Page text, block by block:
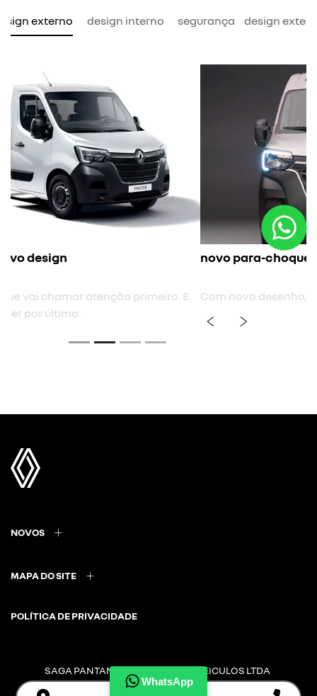
WhatsApp
externo design interno segurança design
novo para-choque frontal
Com novo desenho, mais envolvente e integrado.
previousnext
CNPJ: 08.860.168/0006-93